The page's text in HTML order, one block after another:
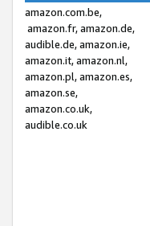
amazon.com.be,
amazon.fr, amazon.de,
audible.de, amazon.ie,
amazon.it, amazon.nl,
amazon.pl, amazon.es,
amazon.se,
amazon.co.uk,
audible.co.uk